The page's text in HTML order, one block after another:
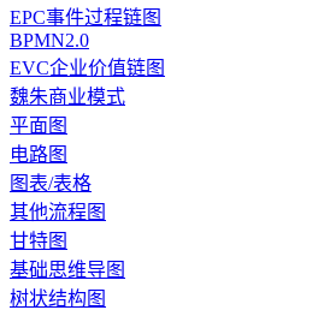
EPC事件过程链图
BPMN2.0
EVC企业价值链图
魏朱商业模式
平面图
电路图
图表/表格
其他流程图
甘特图
基础思维导图
树状结构图